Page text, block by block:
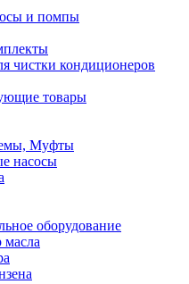
и помпы
чистки кондиционеров
товары
Муфты
насосы
оборудование